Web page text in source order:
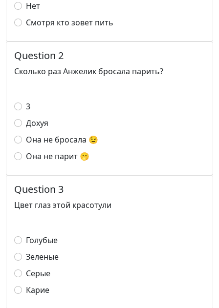
Нет
Смотря кто зовет пить
Question 2
Сколько раз Анжелик бросала парить?
3
Дохуя
Она не бросала 😉
Она не парит 🫢
Question 3
Цвет глаз этой красотули
Голубые
Зеленые
Серые
Карие